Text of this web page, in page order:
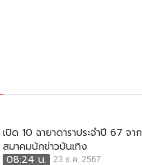
เปิด 10 ฉายาดาราประจำปี 67 จาก
สมาคมนักข่าวบันเทิง
08:24 น.
23 ธ.ค. 2567